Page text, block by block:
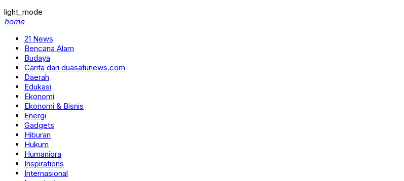
light_mode
home
21 News
Bencana Alam
Budaya
Carita dari duasatunews.com
Daerah
Edukasi
Ekonomi
Ekonomi & Bisnis
Energi
Gadgets
Hiburan
Hukum
Humaniora
Inspirations
Internasional